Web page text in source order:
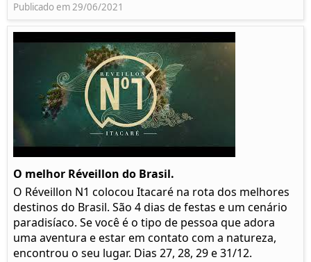
Publicado em 29/06/2021
O melhor Réveillon do Brasil.
O Réveillon N1 colocou Itacaré na rota dos melhores
destinos do Brasil. São 4 dias de festas e um cenário
paradisíaco. Se você é o tipo de pessoa que adora
uma aventura e estar em contato com a natureza,
encontrou o seu lugar. Dias 27, 28, 29 e 31/12.